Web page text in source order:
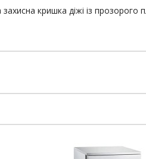
кришка діжі із прозорого